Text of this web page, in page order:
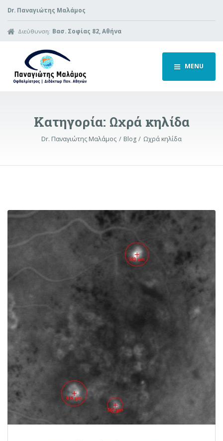
Dr. Παναγιώτης Μαλάμος
Διεύθυνση: Βασ. Σοφίας 82, Αθήνα
MENU
Κατηγορία: Ωχρά κηλίδα
Dr. Παναγιώτης Μαλάμος Blog Ωχρά κηλίδα